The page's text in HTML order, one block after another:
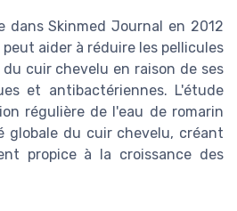
dans Skinmed Journal en 2012
aider à réduire les pellicules
cuir chevelu en raison de ses
et antibactériennes. L'étude
régulière de l'eau de romarin
globale du cuir chevelu, créant
propice à la croissance des